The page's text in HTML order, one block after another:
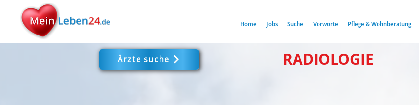
Home Jobs Suche Vorworte Pflege & Wohnberatung
RADIOLOGIE
Ärzte suche